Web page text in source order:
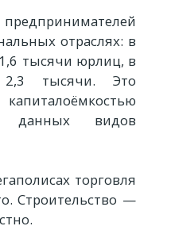
отраслях: в
1,6 тысячи юрлиц, в
тысячи. Это
данных видов
торговля
Строительство —